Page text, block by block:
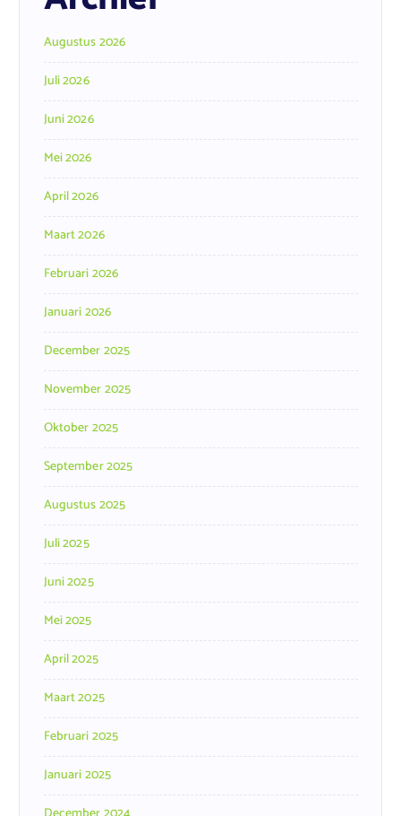
Augustus 2026
Juli 2026
Juni 2026
Mei 2026
April 2026
Maart 2026
Februari 2026
Januari 2026
December 2025
November 2025
Oktober 2025
September 2025
Augustus 2025
Juli 2025
Juni 2025
Mei 2025
April 2025
Maart 2025
Februari 2025
Januari 2025